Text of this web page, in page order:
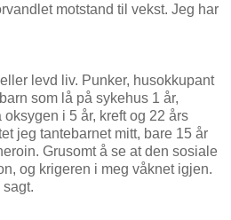
motstand til vekst. Jeg har
levd liv. Punker, husokkupant
som lå på sykehus 1 år,
i 5 år, kreft og 22 års
jeg tantebarnet mitt, bare 15 år
Grusomt å se at den sosiale
og krigeren i meg våknet igjen.